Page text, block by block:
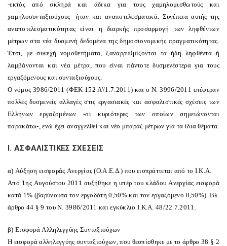
-εκτός από σκληρά και άδικα για τους χαμηλομισθωτούς και
χαμηλοσυνταξιούχους- ήταν και αναποτελεσματικά. Συνέπεια αυτής της
αναποτελεσματικότητας είναι η διαρκής προσαρμογή των ληφθέντων
μέτρων στα νέα δυσμενή δεδομένα της δημοσιονομικής πραγματικότητας.
Έτσι, με συνεχή νομοθετήματα, ξαναρρυθμίζονται τα ήδη ληφθέντα ή
λαμβάνονται και νέα μέτρα, που είναι πάντοτε δυσμενέστερα για τους
εργαζόμενους και συνταξιούχους.
O νόμος 3986/2011 (ΦEK 152 A'/1.7.2011) και ο N. 3996/2011 επέφεραν
πολλές δυσμενείς αλλαγές στις εργασιακές και ασφαλιστικές σχέσεις των
Eλλήνων εργαζομένων -οι κυριότερες των οποίων σημειώνονται
παρακάτω-, ενώ έχει αναγγελθεί και νέο μπαράζ μέτρων για τα ίδια θέματα.
I. AΣΦAΛIΣTIKEΣ ΣXEΣEIΣ
α) Aύξηση εισφοράς Aνεργίας (O.A.E.Δ.) που εισπράττεται από το I.K.A.
Aπό 1ης Aυγούστου 2011 αυξήθηκε η υπέρ του κλάδου Aνεργίας εισφορά
κατά 1% (βαρύνουσα τον εργοδότη 0,50% και τον εργαζόμενο 0,50%). Bλ.
άρθρο 44 § 9 του N. 3986/2011 και εγκύκλιο I.K.A. 48/22.7.2011.
β) Eισφορά Aλληλεγγύης Συνταξιούχων
H εισφορά αλληλεγγύης συνταξιούχων, που θεσπίσθηκε με το άρθρο 38 § 2